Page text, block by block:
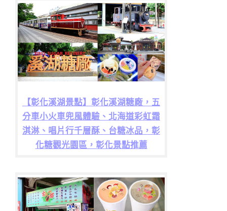
【彰化溪湖景點】彰化溪湖糖廠，五
分車小火車兜風體驗、北海道彩虹霜
淇淋、唱片行千層酥、台糖冰品，彰
化糖觀光園區，彰化景點推薦